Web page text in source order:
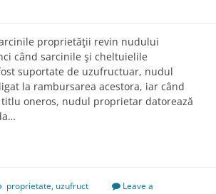
proprietăţii revin nudului
când sarcinile şi cheltuielile
suportate de uzufructuar, nudul
la rambursarea acestora, iar când
oneros, nudul proprietar datorează
proprietate, uzufruct
Leave a